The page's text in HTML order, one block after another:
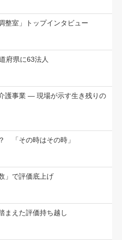
整室」トップインタビュー
府県に63法人
護事業 ― 現場が示す生き残りの
「その時はその時」
」で評価底上げ
まえた評価持ち越し